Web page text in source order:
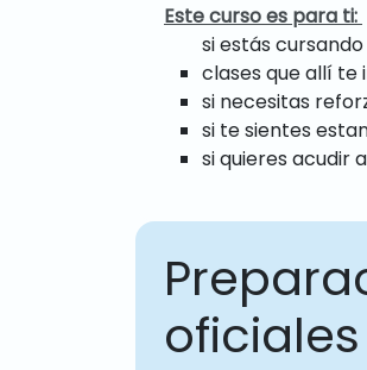
Este curso es para ti:
si estás
clases que allí te
si necesitas
si te sientes
si quieres acudir